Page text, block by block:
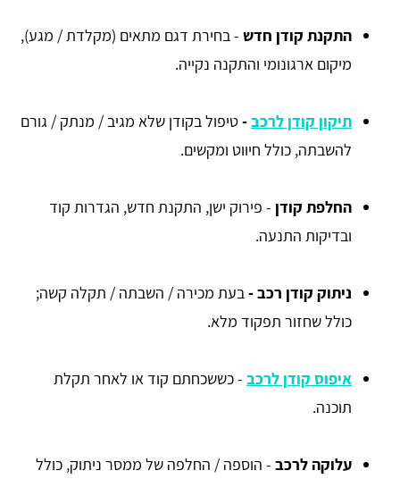
התקנת קודן חדש - בחירת דגם מתאים (מקלדת / מגע),
מיקום ארגונומי והתקנה נקייה.
תיקון קודן לרכב-טיפול בקודן שלא מגיב / מנתק / גורם
להשבתה, כולל חיווט ומקשים.
החלפת קודן - פירוק ישן, התקנת חדש, הגדרות קוד
ובדיקות התנעה.
ניתוק קודן רכב -בעת מכירה / השבתה / תקלה קשה;
כולל שחזור תפקוד מלא.
איפוס קודן לרכב - כששכחתם קוד או לאחר תקלת
תוכנה.
עלוקה לרכב - הוספה / החלפה של ממסר ניתוק, כולל